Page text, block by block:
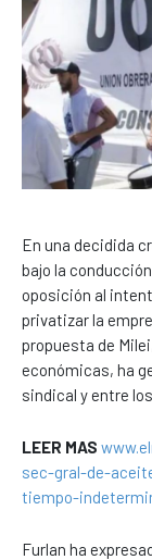
En una decidida
bajo la
oposición al
privatizar la
propuesta de
económicas, ha
sindical y entre
LEER MAS
sec-gral-de-
tiempo-
Furlan ha